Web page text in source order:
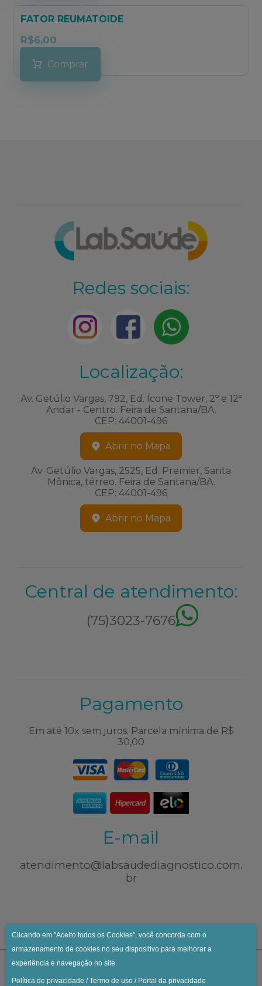
FATOR REUMATOIDE
R$6,00
Comprar
Redes sociais:
Localização:
Av. Getúlio Vargas, 792, Ed. Ícone Tower, 2º e 12º
Andar - Centro. Feira de Santana/BA.
CEP: 44001-496
Abrir no Mapa
Av. Getúlio Vargas, 2525, Ed. Premier, Santa
Mônica, térreo. Feira de Santana/BA.
CEP: 44001-496
Abrir no Mapa
Central de atendimento:
(75)3023-7676
Pagamento
Em até 10x sem juros. Parcela mínima de R$
30,00
E-mail
atendimento@labsaudediagnostico.com.
br
Clicando em "Aceito todos os Cookies", você concorda com o
armazenamento de cookies no seu dispositivo para melhorar a
experiência e navegação no site.
Política de privacidade /Termo de uso / Portal da privacidade